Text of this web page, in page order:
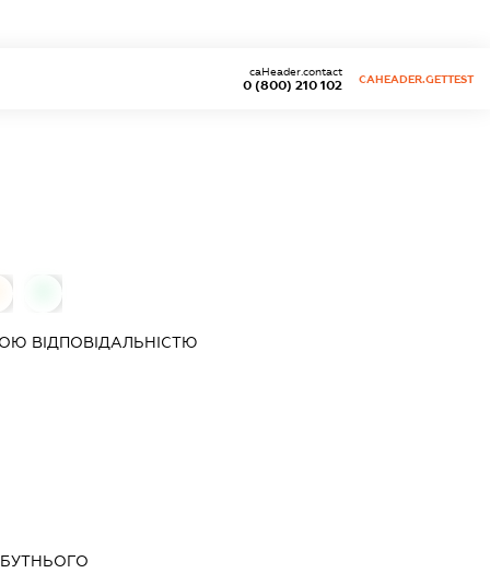
0 (800) 210 102
caHeader.contact
CAHEADER.GETTEST
ВІДПОВІДАЛЬНІСТЮ